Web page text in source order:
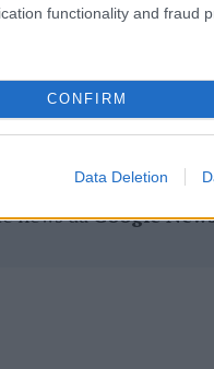
functionality and fraud
CONFIRM
Data Deletion
di GalluraOggi.it
news daGoogle